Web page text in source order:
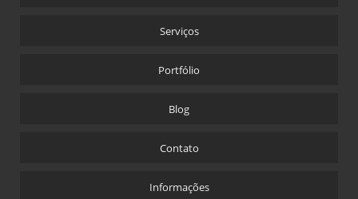
Serviços
Portfólio
Blog
Contato
Informações